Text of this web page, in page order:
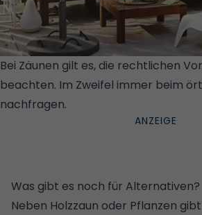
Bei Zäunen gilt es, die rechtlichen
beachten. Im Zweifel immer beim
nachfragen.
Was gibt es noch für Alternativen?
Neben Holzzaun oder Pflanzen